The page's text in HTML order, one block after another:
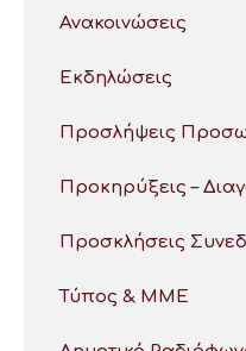
Ανακοινώσεις
Εκδηλώσεις
Προσλήψεις
Προκηρύξεις –
Προσκλήσεις
Τύπος & ΜΜΕ